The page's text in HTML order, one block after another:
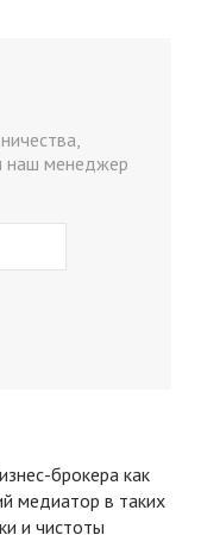
наш менеджер
брокера как
медиатор в таких
и чистоты